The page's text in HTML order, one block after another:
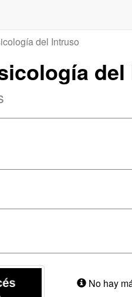
del Intruso
No hay